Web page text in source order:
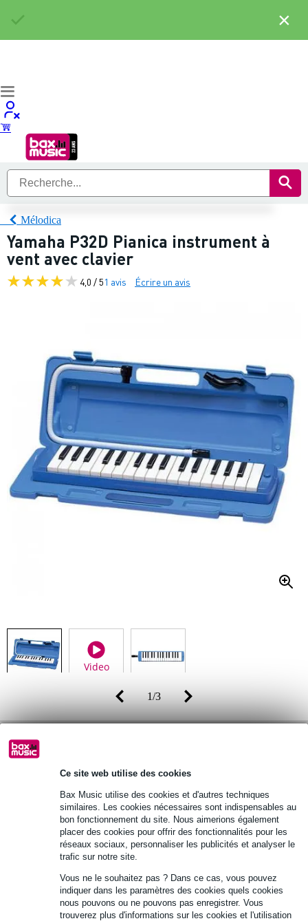
Ce site web utilise des cookies
Bax Music utilise des cookies et d'autres techniques
similaires. Les cookies nécessaires sont indispensables au
bon fonctionnement du site. Nous aimerions également
placer des cookies pour offrir des fonctionnalités pour les
réseaux sociaux, personnaliser les publicités et analyser le
trafic sur notre site.
Vous ne le souhaitez pas ? Dans ce cas, vous pouvez
indiquer dans les paramètres des cookies quels cookies
nous pouvons ou ne pouvons pas enregistrer. Vous
trouverez plus d'informations sur les cookies et l'utilisation
Mélodica
Yamaha P32D Pianica instrument à
vent avec clavier
4,0 / 51 avis Écrire un avis
Video
1/3
77 € (TVA 20% incluse)
sous environ 13 jours ouvrés
Ajouter au panier
Retours gratuits
30 jours satisfait ou remboursé
×